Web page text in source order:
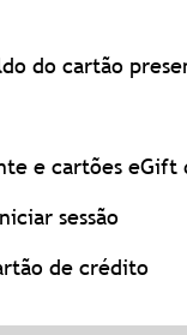
do cartão
e cartões eGift
sessão
de crédito